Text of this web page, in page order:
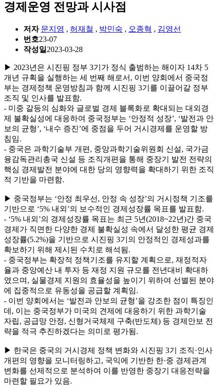
경제운영 전망과 시사점
저자 문지영 , 허재철 , 박민숙 , 오종혁 , 김영선
번호23-07
작성일 2023-03-28
▶ 2023년은 시진핑 정부 3기가 정식 출범하는 해이자 14차 5
개년 규획을 실행하는 세 번째 해로서, 이번 양회에서 중국정
부는 경제정책 운영방침과 함께 시진핑 3기를 이끌어갈 정부
조직 및 인사를 발표함.
- 미중 갈등의 심화와 글로벌 경제 블록화로 확대되는 대외경
제 불확실성에 대응하여 중국정부는 ‘안정적 성장’, ‘발전과 안
보의 균형’, ‘내수 증진’에 중점을 두어 거시경제를 운영할 방
침임.
- 중국은 과학기술부 개편, 중앙과학기술위원회 신설, 국가금
융감독관리총국 신설 등 조직개편을 통해 중장기 발전 전략의
핵심 경제발전 분야에 대한 당의 영향력을 확대하기 위한 조직
적 기반을 마련함.
▶ 중국정부는 ‘안정 최우선, 안정 속 성장’의 거시정책 기조를
기반으로 ‘5% 내외’의 보수적인 경제성장률 목표를 발표함.
- ‘5% 내외’의 경제성장률 목표는 최근 5년(2018~22년)간 중국
경제가 직면한 다양한 경제 불확실성 속에서 달성한 평균 경제
성장률(5.2%)을 기반으로 시진핑 3기의 안정적인 경제성과를
확보하기 위해 제시된 수치로 해석됨.
- 중국정부는 확장적 정책기조를 유지할 계획으로, 재정적자
율과 중앙예산 내 투자 등 재정 지원 규모를 전년대비 확대하
였으며, 실물경제 지원의 효율성을 높이기 위하여 선별된 분야
에 집중적으로 유동성을 공급할 계획임.
- 이번 양회에서는 ‘발전과 안보의 균형’을 강조한 점이 특징인
데, 이는 중국정부가 미국의 견제에 대응하기 위한 과학기술
자립, 공급망 안정, 신형거국체제 구축(반도체) 등 경제안보 전
략을 적극 추진하겠다는 의미로 평가됨.
▶ 한국은 중국의 거시경제 정책 변화와 시진핑 3기 조직·인사
개편의 영향을 모니터링하고, 국익에 기반한 한·중 경제관계
변화를 선제적으로 분석하여 이를 반영한 중장기 대응전략을
마련할 필요가 있음.